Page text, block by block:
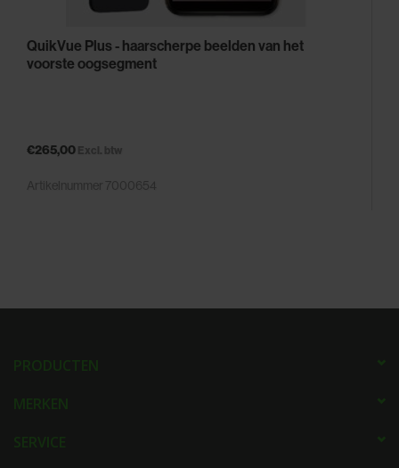
QuikVue Plus - haarscherpe beelden van het
voorste oogsegment
€265,00 Excl. btw
Artikelnummer 7000654
PRODUCTEN
MERKEN
SERVICE